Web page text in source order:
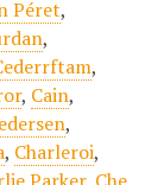
Péret,
,
,
, Cain,
,
, Charleroi,